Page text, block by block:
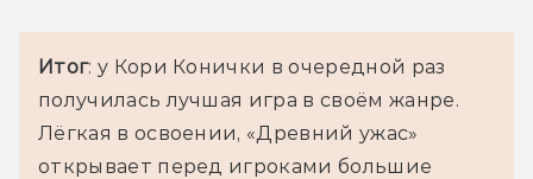
Итог: у Кори Конички в очередной раз
получилась лучшая игра в своём жанре.
Лёгкая в освоении, «Древний ужас»
открывает перед игроками большие